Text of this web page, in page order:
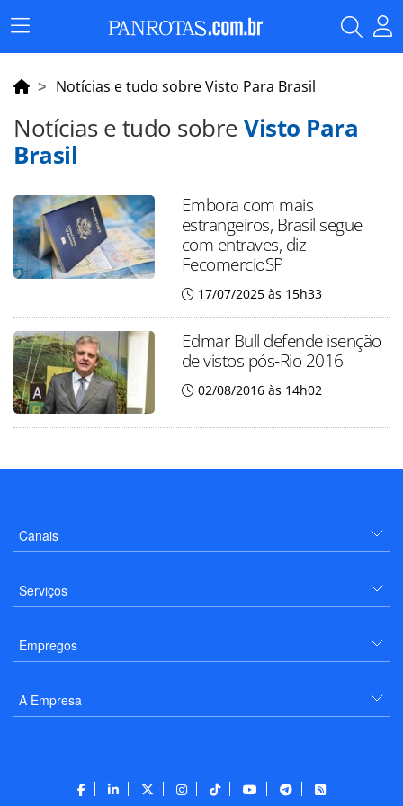
Menu
Principal
Notícias e tudo sobre Visto Para Brasil
Notícias e tudo sobreVisto Para
Brasil
Embora com mais
estrangeiros, Brasil segue
com entraves, diz
FecomercioSP
17/07/2025 às 15h33
Edmar Bull defende isenção
de vistos pós-Rio 2016
02/08/2016 às 14h02
Canais
Serviços
Empregos
A Empresa